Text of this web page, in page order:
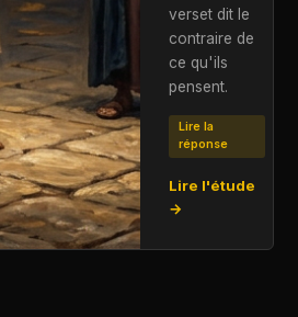
verset dit le
contraire de
ce qu'ils
pensent.
Lire la
réponse
Lire l'étude
→